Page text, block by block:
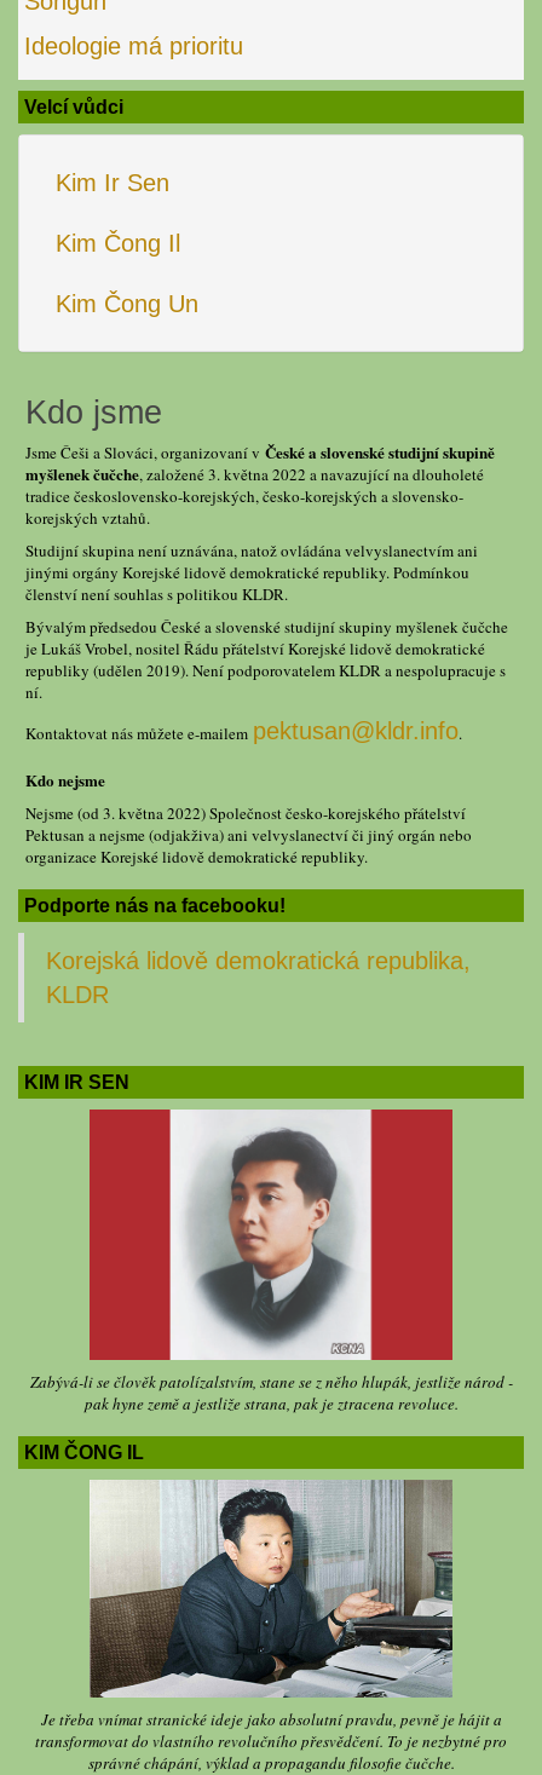
Ideologie má prioritu
Velcí vůdci
Kim Ir Sen
Kim Čong Il
Kim Čong Un
Kdo jsme
Jsme Češi a Slováci, organizovaní v České a slovenské studijní skupině
myšlenek čučche, založené 3. května 2022 a navazující na dlouholeté
tradice československo-korejských, česko-korejských a slovensko-
korejských vztahů.
Studijní skupina není uznávána, natož ovládána velvyslanectvím ani
jinými orgány Korejské lidově demokratické republiky. Podmínkou
členství není souhlas s politikou KLDR.
Bývalým předsedou České a slovenské studijní skupiny myšlenek čučche
je Lukáš Vrobel, nositel Řádu přátelství Korejské lidově demokratické
republiky (udělen 2019). Není podporovatelem KLDR a nespolupracuje s
ní.
Kontaktovat nás můžete e-mailem pektusan@kldr.info.
Kdo nejsme
Nejsme (od 3. května 2022) Společnost česko-korejského přátelství
Pektusan a nejsme (odjakživa) ani velvyslanectví či jiný orgán nebo
organizace Korejské lidově demokratické republiky.
Podporte nás na facebooku!
Korejská lidově demokratická republika,
KLDR
KIM IR SEN
Zabývá-li se člověk patolízalstvím, stane se z něho hlupák, jestliže národ -
pak hyne země a jestliže strana, pak je ztracena revoluce.
KIM ČONG IL
Je třeba vnímat stranické ideje jako absolutní pravdu, pevně je hájit a
transformovat do vlastního revolučního přesvědčení. To je nezbytné pro
správné chápání, výklad a propagandu filosofie čučche.